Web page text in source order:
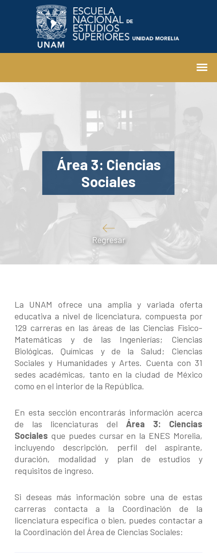
Área 3: Ciencias
Sociales
Regresar
La UNAM ofrece una amplia y variada oferta
educativa a nivel de licenciatura, compuesta por
129 carreras en las áreas de las Ciencias Físico-
Matemáticas y de las Ingenierías; Ciencias
Biológicas, Químicas y de la Salud; Ciencias
Sociales y Humanidades y Artes. Cuenta con 31
sedes académicas, tanto en la ciudad de México
como en el interior de la República.
En esta sección encontrarás información acerca
de las licenciaturas del Área 3:
Ciencias
Sociales que puedes cursar en la ENES Morelia,
incluyendo descripción, perfil del aspirante,
duración, modalidad y plan de estudios y
requisitos de ingreso.
Si deseas más información sobre una de estas
carreras contacta a la Coordinación de la
licenciatura específica o bien, puedes contactar a
la Coordinación del Área de Ciencias Sociales: